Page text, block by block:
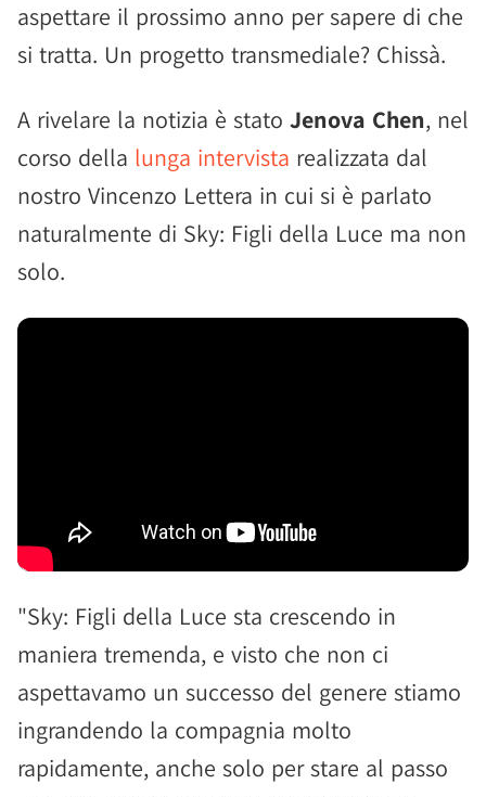
aspettare il prossimo anno per sapere di che
si tratta. Un progetto transmediale? Chissà.
A rivelare la notizia è stato Jenova Chen, nel
corso della lunga intervista realizzata dal
nostro Vincenzo Lettera in cui si è parlato
naturalmente di Sky: Figli della Luce ma non
solo.
"Sky: Figli della Luce sta crescendo in
maniera tremenda, e visto che non ci
aspettavamo un successo del genere stiamo
ingrandendo la compagnia molto
rapidamente, anche solo per stare al passo